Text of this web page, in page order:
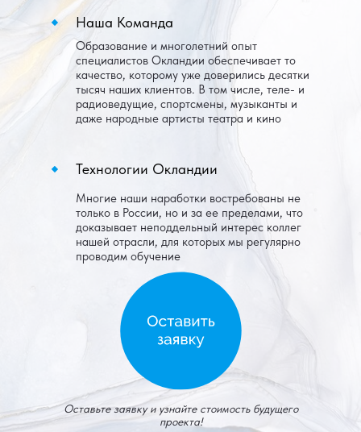
Наша Команда
Образование и многолетний опыт
специалистов Окландии обеспечивает то
качество, которому уже доверились десятки
тысяч наших клиентов. В том числе, теле- и
радиоведущие, спортсмены, музыканты и
даже народные артисты театра и кино
Оставьте заявку и узнайте стоимость будущего
проекта!
Технологии Окландии
Многие наши наработки востребованы не
только в России, но и за ее пределами, что
доказывает неподдельный интерес коллег
нашей отрасли, для которых мы регулярно
проводим обучение